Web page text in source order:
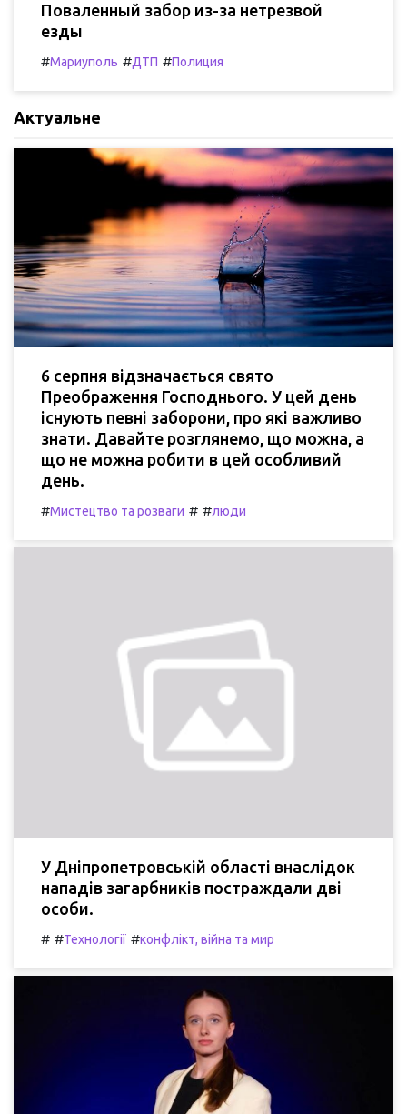
Поваленный забор из-за нетрезвой
езды
#Мариуполь #ДТП #Полиция
Актуальне
6 серпня відзначається свято
Преображення Господнього. У цей день
існують певні заборони, про які важливо
знати. Давайте розглянемо, що можна, а
що не можна робити в цей особливий
день.
#Мистецтво та розваги # #люди
У Дніпропетровській області внаслідок
нападів загарбників постраждали дві
особи.
# #Технології #конфлікт, війна та мир